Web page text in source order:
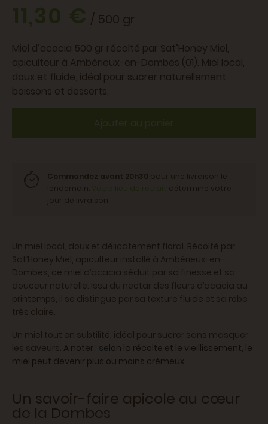
11,30 €/ 500 gr
Miel d’acacia 500 gr récolté par Sat’Honey Miel,
apiculteur à Ambérieux-en-Dombes (01). Miel local,
doux et fluide, idéal pour sucrer naturellement
boissons et desserts.
Ajouter au panier
Un miel local, doux et délicatement floral. Récolté par
Sat’Honey Miel, apiculteur installé à Ambérieux-en-
Dombes, ce miel d’acacia séduit par sa finesse et sa
douceur naturelle. Issu du nectar des fleurs d’acacia au
printemps, il se distingue par sa texture fluide et sa robe
très claire.
Un miel tout en subtilité, idéal pour sucrer sans masquer
les saveurs. A noter : selon la récolte et le vieillissement, le
miel peut devenir plus ou moins crémeux.
Un savoir-faire apicole au cœur
de la Dombes